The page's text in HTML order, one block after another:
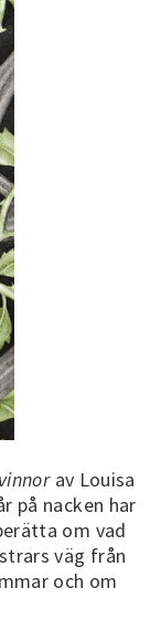
av Louisa
på nacken har
om vad
väg från
och om